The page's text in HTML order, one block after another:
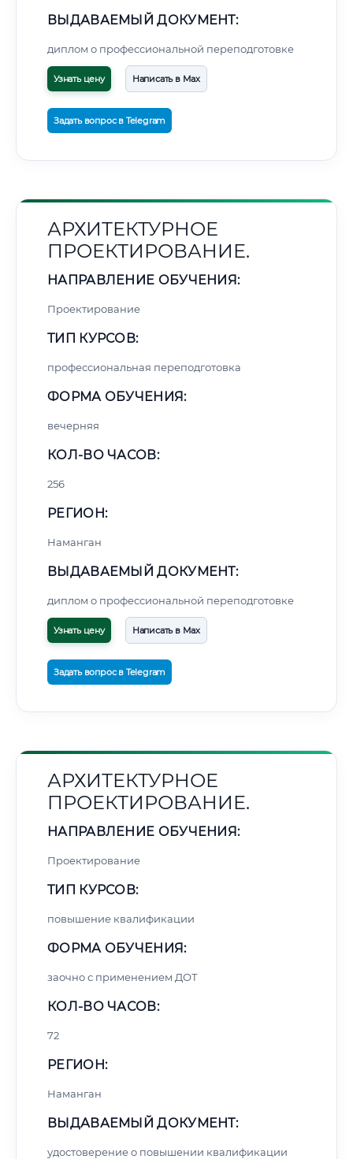
ВЫДАВАЕМЫЙ ДОКУМЕНТ:
диплом о профессиональной переподготовке
Узнать цену Написать в Max
Задать вопрос в Telegram
АРХИТЕКТУРНОЕ
ПРОЕКТИРОВАНИЕ.
НАПРАВЛЕНИЕ ОБУЧЕНИЯ:
Проектирование
ТИП КУРСОВ:
профессиональная переподготовка
ФОРМА ОБУЧЕНИЯ:
вечерняя
КОЛ-ВО ЧАСОВ:
256
РЕГИОН:
Наманган
ВЫДАВАЕМЫЙ ДОКУМЕНТ:
диплом о профессиональной переподготовке
Узнать цену Написать в Max
Задать вопрос в Telegram
АРХИТЕКТУРНОЕ
ПРОЕКТИРОВАНИЕ.
НАПРАВЛЕНИЕ ОБУЧЕНИЯ:
Проектирование
ТИП КУРСОВ:
повышение квалификации
ФОРМА ОБУЧЕНИЯ:
заочно с применением ДОТ
КОЛ-ВО ЧАСОВ:
72
РЕГИОН:
Наманган
ВЫДАВАЕМЫЙ ДОКУМЕНТ:
удостоверение о повышении квалификации